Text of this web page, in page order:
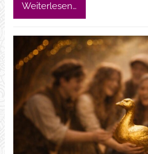
Weiterlesen…